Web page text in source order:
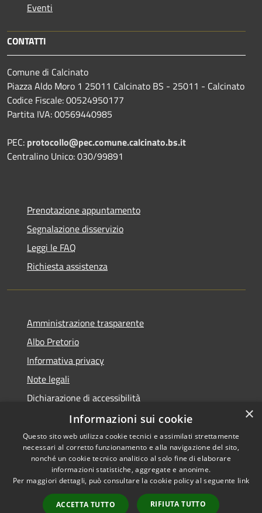
Eventi
CONTATTI
Comune di Calcinato
Piazza Aldo Moro 1 25011 Calcinato BS - 25011 - Calcinato
Codice Fiscale: 00524950177
Partita IVA: 00569440985
PEC: protocollo@pec.comune.calcinato.bs.it
Centralino Unico: 030/99891
Prenotazione appuntamento
Segnalazione disservizio
Leggi le FAQ
Richiesta assistenza
Amministrazione trasparente
Albo Pretorio
Informativa privacy
Note legali
Dichiarazione di accessibilità
Piano miglioramento sito
RSS
Accessibilità
Copyright © 2026 • Comune di
Municipium•
Accesso
×
Informazioni sui cookie
Questo sito web utilizza cookie tecnici e assimilati strettamente
necessari al corretto funzionamento e alla navigazione del sito,
nonché un cookie tecnico analitico al solo fine di elaborare
informazioni statistiche, aggregate e anonime.
Per maggiori dettagli, può consultare la cookie policy al seguente link
ACCETTA TUTTO RIFIUTA TUTTO